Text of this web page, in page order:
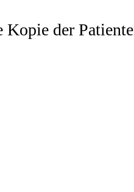
Kopie der